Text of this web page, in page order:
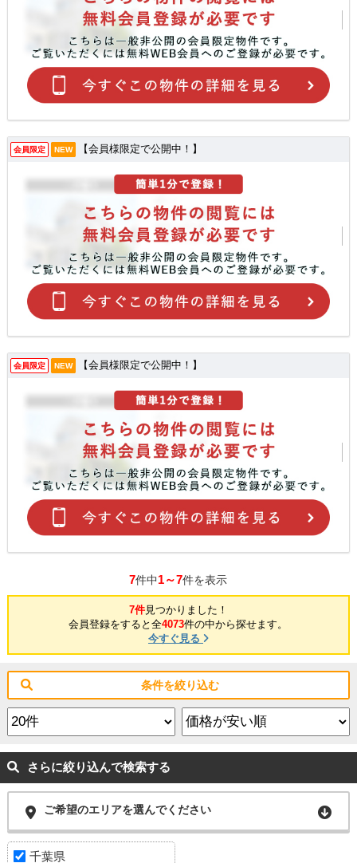
会員限定 NEW 【会員様限定で公開中！】
会員限定 NEW 【会員様限定で公開中！】
7件中1～7件を表示
7件見つかりました！
会員登録をすると全4073件の中から探せます。
今すぐ見る
条件を絞り込む
さらに絞り込んで検索する
ご希望のエリアを選んでください
千葉県